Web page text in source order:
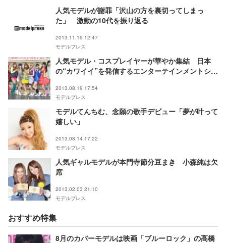
人気モデルが謝罪「沢山の方を裏切ってしまっ
た」 激動の10代を振り返る
2013.11.19 12:47
モデルプレス
人気モデル・コスプレイヤーが華やか集結 日本
の“カワイイ”を発信するエンターテインメントショ
2013.08.19 17:54
モデルプレス
モデルてんちむ、念願の歌手デビュー「夢が叶って
嬉しい」
2013.08.14 17:22
モデルプレス
人気ギャルモデルが本門寺節分豆まき 小森純は欠
席
2013.02.03 21:10
モデルプレス
おすすめ特集
8月のカバーモデルは映画「ブルーロック」の高橋